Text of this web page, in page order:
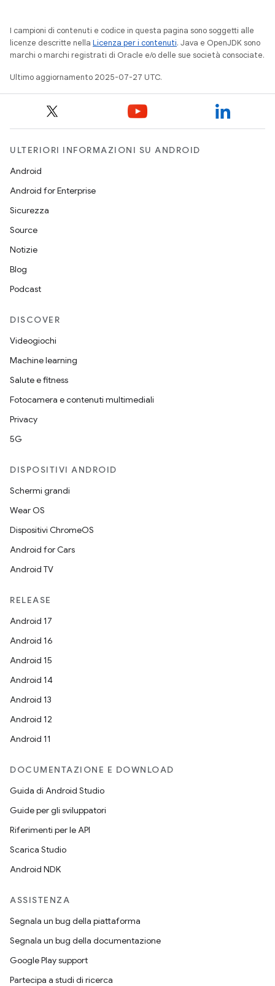
I campioni di contenuti e codice in questa pagina sono soggetti alle
licenze descritte nella Licenza per i contenuti. Java e OpenJDK sono
marchi o marchi registrati di Oracle e/o delle sue società consociate.
Ultimo aggiornamento 2025-07-27 UTC.
ULTERIORI INFORMAZIONI SU ANDROID
Android
Android for Enterprise
Sicurezza
Source
Notizie
Blog
Podcast
DISCOVER
Videogiochi
Machine learning
Salute e fitness
Fotocamera e contenuti multimediali
Privacy
5G
DISPOSITIVI ANDROID
Schermi grandi
Wear OS
Dispositivi ChromeOS
Android for Cars
Android TV
RELEASE
Android 17
Android 16
Android 15
Android 14
Android 13
Android 12
Android 11
DOCUMENTAZIONE E DOWNLOAD
Guida di Android Studio
Guide per gli sviluppatori
Riferimenti per le API
Scarica Studio
Android NDK
ASSISTENZA
Segnala un bug della piattaforma
Segnala un bug della documentazione
Google Play support
Partecipa a studi di ricerca